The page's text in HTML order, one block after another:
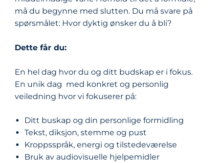
må du begynne med slutten. Du må svare på
spørsmålet: Hvor dyktig ønsker du å bli?
Dette får du:
En hel dag hvor du og ditt budskap er i fokus.
En unik dag med konkret og personlig
veiledning hvor vi fokuserer på:
Ditt buskap og din personlige formidling
Tekst, diksjon, stemme og pust
Kroppsspråk, energi og tilstedeværelse
Bruk av audiovisuelle hjelpemidler